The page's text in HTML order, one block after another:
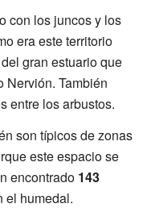
con los juncos y los
era este territorio
gran estuario que
Nervión. También
entre los arbustos.
son típicos de zonas
este espacio se
encontrado 143
el humedal.